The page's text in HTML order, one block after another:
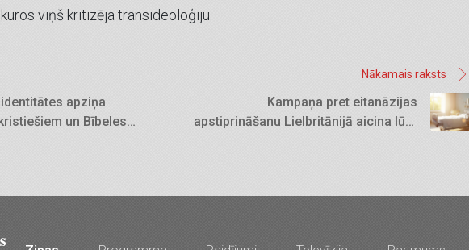
viņš kritizēja transideoloģiju.
apziņa
un Bībeles
Nākamais raksts
Kampaņa pret eitanāzijas
apstiprināšanu Lielbritānijā aicina lūgt